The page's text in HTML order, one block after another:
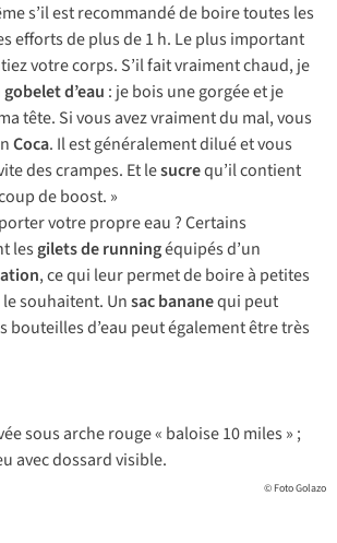
s’il est recommandé de boire toutes les
efforts de plus de 1 h. Le plus important
votre corps. S’il fait vraiment chaud, je
gobelet d’eau : je bois une gorgée et je
tête. Si vous avez vraiment du mal, vous
Coca. Il est généralement dilué et vous
des crampes. Et lesucrequ’il contient
de boost. »
votre propre eau ? Certains
les gilets de runningéquipés d’un
, ce qui leur permet de boire à petites
souhaitent. Unsac bananequi peut
bouteilles d’eau peut également être très
© Foto Golazo